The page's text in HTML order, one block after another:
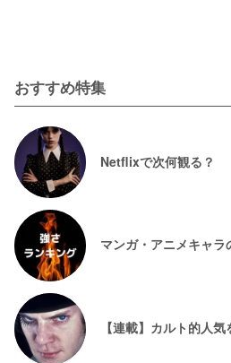
おすすめ特集
Netflixで次何観る？
マンガ・アニメキャ
【連載】カルト的人